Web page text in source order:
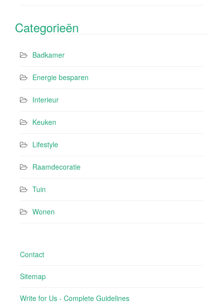
Categorieën
Badkamer
Energie besparen
Interieur
Keuken
Lifestyle
Raamdecoratie
Tuin
Wonen
Contact
Sitemap
Write for Us - Complete Guidelines